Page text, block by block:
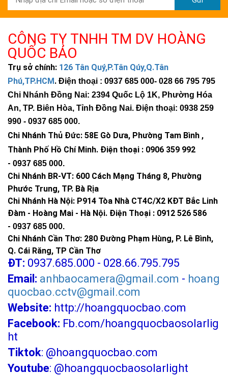
CÔNG TY TNHH TM DV HOÀNG
QUỐC BẢO
Trụ sở chính: 126 Tân Quý,P.Tân Qúy,Q.Tân
Phú,TP.HCM. Điện thoại : 0937 685 000- 028 66 795 795
Chi Nhánh Đồng Nai: 2394 Quốc Lộ 1K, Phường Hóa
An, TP. Biên Hòa, Tỉnh Đồng Nai. Điện thoại: 0938 259
990 - 0937 685 000.
Chi Nhánh Thủ Đức: 58E Gò Dưa, Phường Tam Bình ,
Thành Phố Hồ Chí Minh. Điện thoại : 0906 359 992
- 0937 685 000.
Chi Nhánh BR-VT: 600 Cách Mạng Tháng 8, Phường
Phước Trung, TP. Bà Rịa
Chi Nhánh Hà Nội: P914 Tòa Nhà CT4C/X2 KĐT Bắc Linh
Đàm - Hoàng Mai - Hà Nội. Điện Thoại : 0912 526 586
- 0937 685 000.
Chi Nhánh Cần Thơ: 280 Đường Phạm Hùng, P. Lê Bình,
Q. Cái Răng, TP Cần Thơ
ĐT: 0937.685.000 - 028.66.795.795
Email: anhbaocamera@gmail.com - hoang
quocbao.cctv@gmail.com
Website: http://hoangquocbao.com
Facebook: Fb.com/hoangquocbaosolarlig
ht
Tiktok: @hoangquocbao.com
Youtube: @hoangquocbaosolarlight